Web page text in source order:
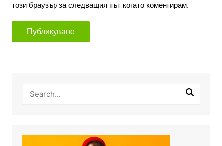
този браузър за следващия път когато коментирам.